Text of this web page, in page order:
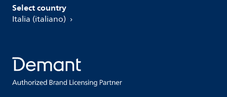
Select country
Italia (italiano)